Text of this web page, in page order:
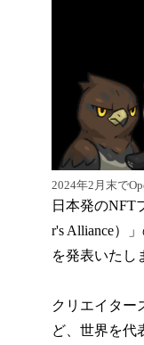
2024年2月末で
日本発のNFT
r's Alliance）
を発表いたし
クリエイター
ど、世界を代